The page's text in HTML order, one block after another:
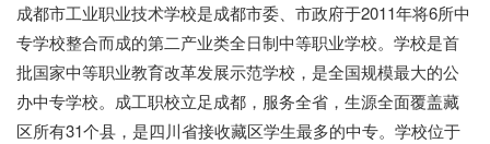
成都市工业职业技术学校是成都市委、市政府于2011年将6所中
专学校整合而成的第二产业类全日制中等职业学校。学校是首
批国家中等职业教育改革发展示范学校，是全国规模最大的公
办中专学校。成工职校立足成都，服务全省，生源全面覆盖藏
区所有31个县，是四川省接收藏区学生最多的中专。学校位于